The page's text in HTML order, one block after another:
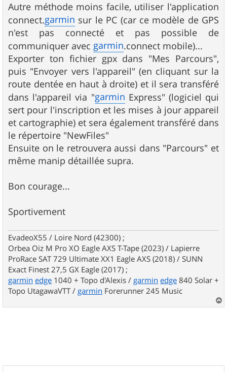
Autre méthode moins facile, utiliser l'application
connect.garmin sur le PC (car ce modèle de GPS
n'est pas connecté et pas possible de
communiquer avec garmin.connect mobile)...
Exporter ton fichier gpx dans "Mes Parcours",
puis "Envoyer vers l'appareil" (en cliquant sur la
route dentée en haut à droite) et il sera transféré
dans l'appareil via "garmin Express" (logiciel qui
sert pour l'inscription et les mises à jour appareil
et cartographie) et sera également transféré dans
le répertoire "NewFiles"
Ensuite on le retrouvera aussi dans "Parcours" et
même manip détaillée supra.
Bon courage...
Sportivement
EvadeoX55 / Loire Nord (42300) ;
Orbea Oiz M Pro XO Eagle AXS T-Tape (2023) / Lapierre
ProRace SAT 729 Ultimate XX1 Eagle AXS (2018) / SUNN
Exact Finest 27,5 GX Eagle (2017) ;
garmin edge 1040 + Topo d'Alexis / garmin edge 840 Solar +
Topo UtagawaVTT / garmin Forerunner 245 Music
a